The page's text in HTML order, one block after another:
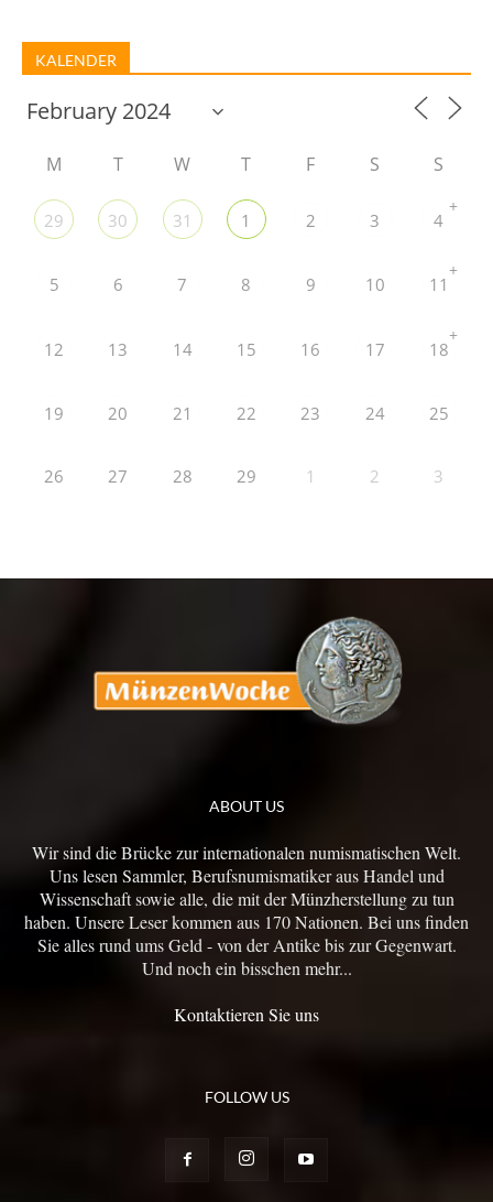
KALENDER
M T W T F S S
29 30 31 1 2 3 4
+
5 6 7 8 9 10 11
+
12 13 14 15 16 17 18
+
19 20 21 22 23 24 25
26 27 28 29 1 2 3
ABOUT US
Wir sind die Brücke zur internationalen numismatischen Welt.
Uns lesen Sammler, Berufsnumismatiker aus Handel und
Wissenschaft sowie alle, die mit der Münzherstellung zu tun
haben. Unsere Leser kommen aus 170 Nationen. Bei uns finden
Sie alles rund ums Geld - von der Antike bis zur Gegenwart.
Und noch ein bisschen mehr...
Kontaktieren Sie uns
FOLLOW US